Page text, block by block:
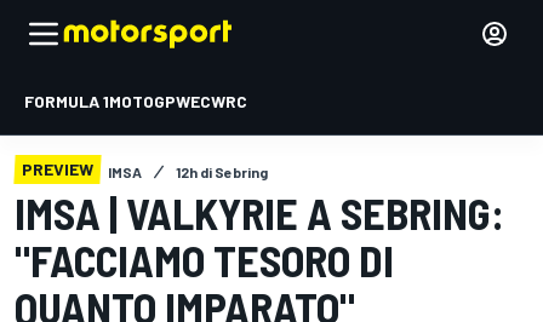
FORMULA 1MOTOGPWECWRC
PREVIEW IMSA 12h di Sebring
IMSA | VALKYRIE A SEBRING:
"FACCIAMO TESORO DI
QUANTO IMPARATO"